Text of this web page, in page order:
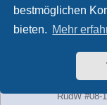
bestmöglichen
bieten. Mehr
RudW #08-